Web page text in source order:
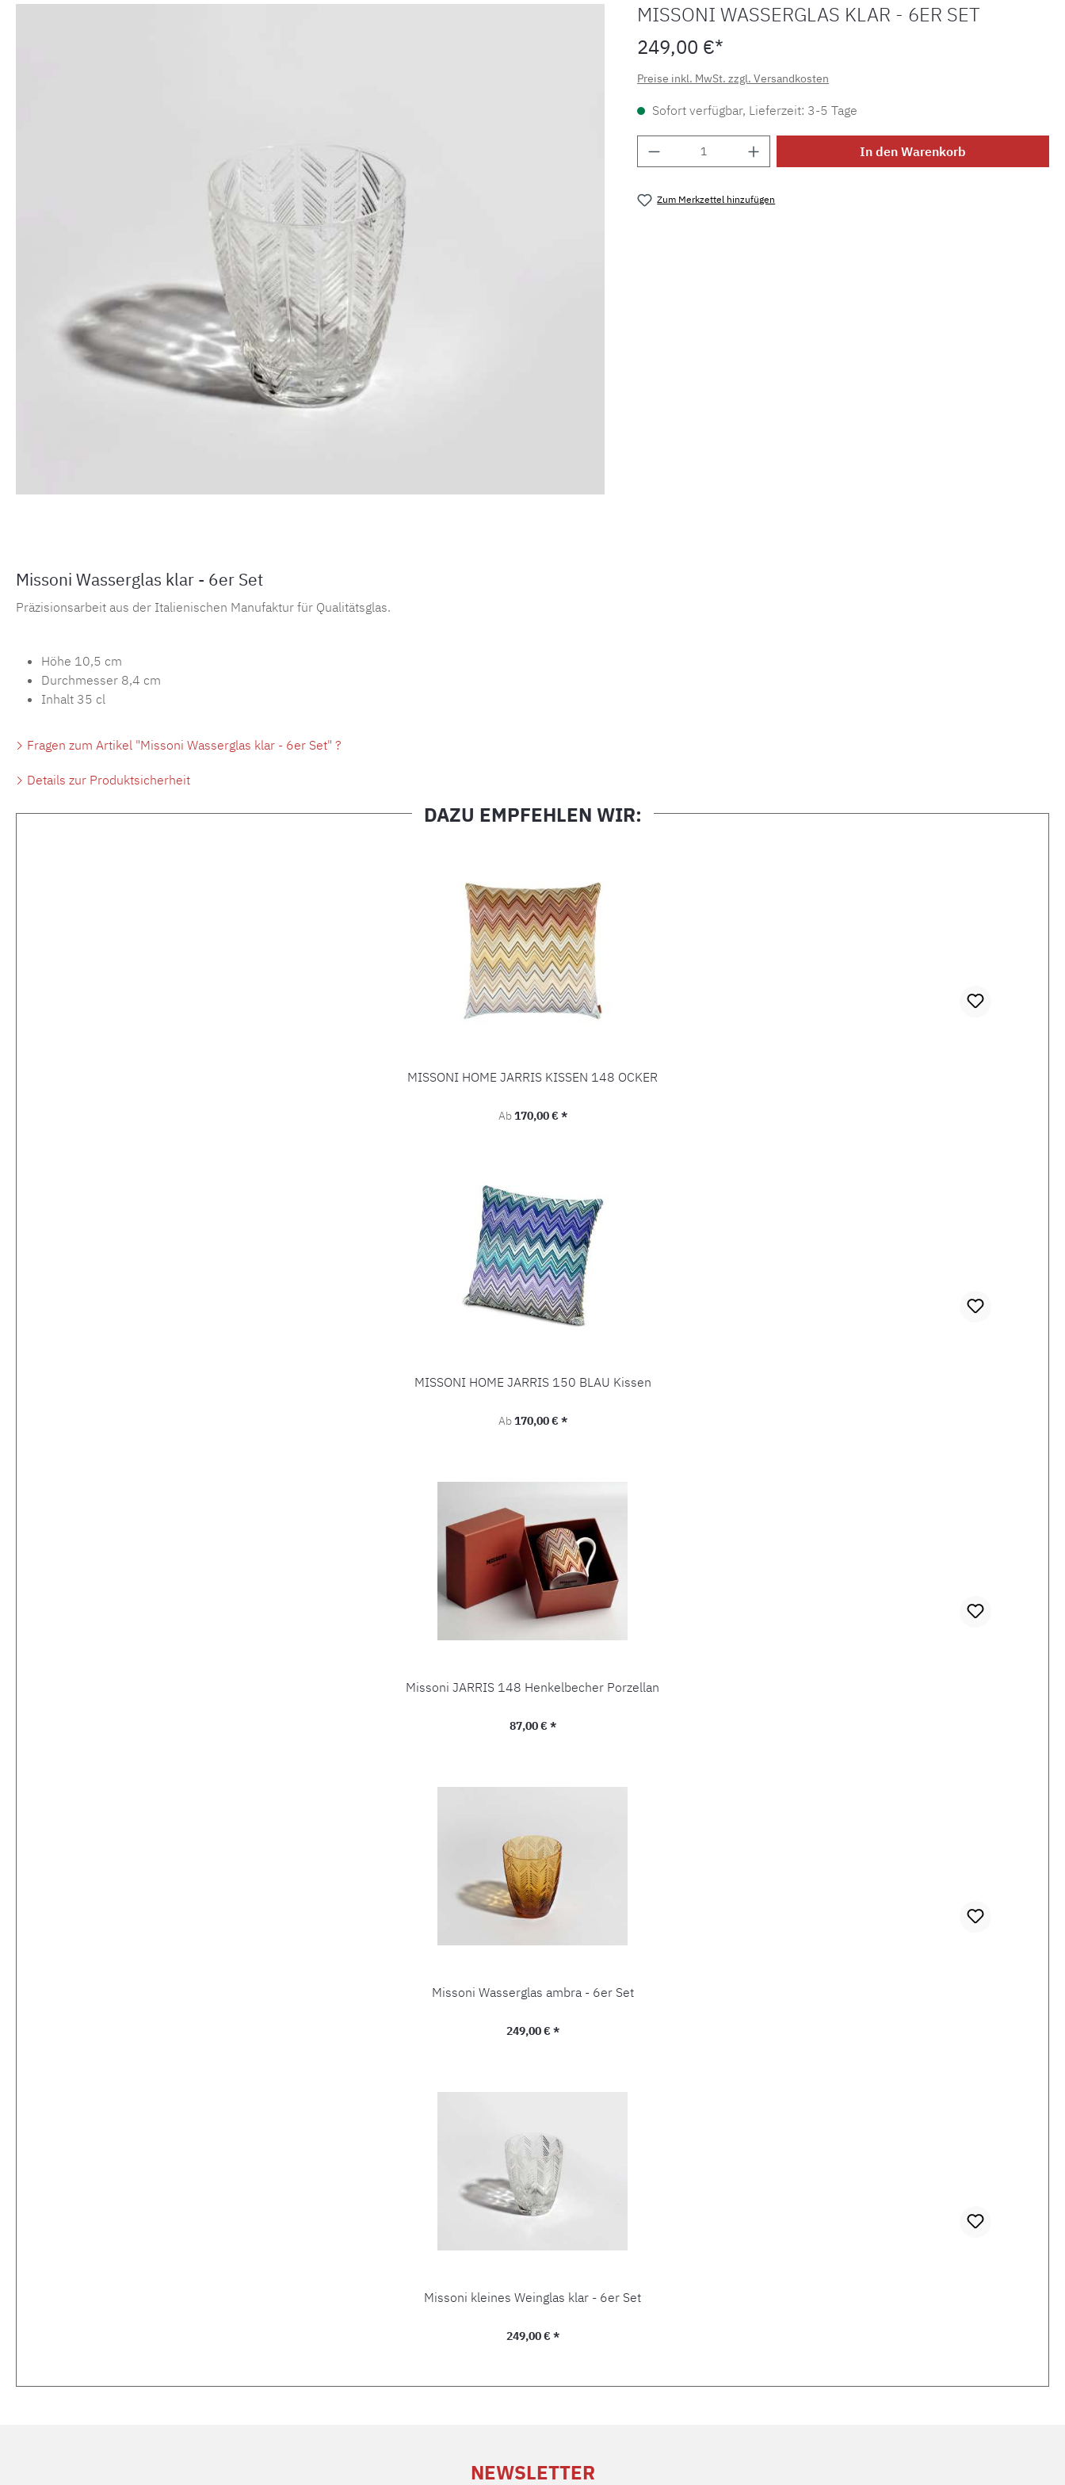
MISSONI WASSERGLAS KLAR - 6ER SET
249,00 €*
Preise inkl. MwSt. zzgl. Versandkosten
Sofort verfügbar, Lieferzeit: 3-5 Tage
Produkt Anzahl: Gib den gewünschten Wert ein
In den Warenkorb
Zum Merkzettel hinzufügen
Missoni Wasserglas klar - 6er Set
Präzisionsarbeit aus der Italienischen Manufaktur für Qualitätsglas.
Höhe 10,5 cm
Durchmesser 8,4 cm
Inhalt 35 cl
Fragen zum Artikel "Missoni Wasserglas klar - 6er Set" ?
Details zur Produktsicherheit
DAZU EMPFEHLEN WIR:
MISSONI HOME JARRIS KISSEN 148 OCKER
Regulärer Preis:
Ab170,00 € *
MISSONI HOME JARRIS 150 BLAU Kissen
Regulärer Preis:
Ab170,00 € *
Missoni JARRIS 148 Henkelbecher Porzellan
Regulärer Preis:
87,00 € *
Missoni Wasserglas ambra - 6er Set
Regulärer Preis:
249,00 € *
Missoni kleines Weinglas klar - 6er Set
Regulärer Preis:
249,00 € *
NEWSLETTER